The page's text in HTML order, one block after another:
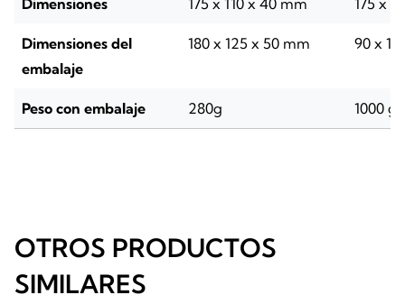
Dimensiones del
embalaje
180 x 125 x 50 mm 90 x
Peso con embalaje 280g 1000 g
OTROS PRODUCTOS
SIMILARES